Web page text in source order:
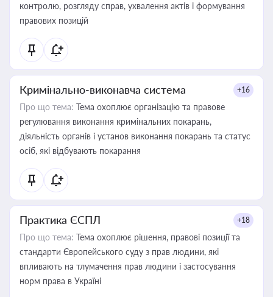
контролю, розгляду справ, ухвалення актів і формування
правових позицій
Кримінально-виконавча система +16
Про що тема: Тема охоплює організацію та правове
регулювання виконання кримінальних покарань,
діяльність органів і установ виконання покарань та статус
осіб, які відбувають покарання
Практика ЄСПЛ +18
Про що тема: Тема охоплює рішення, правові позиції та
стандарти Європейського суду з прав людини, які
впливають на тлумачення прав людини і застосування
норм права в Україні